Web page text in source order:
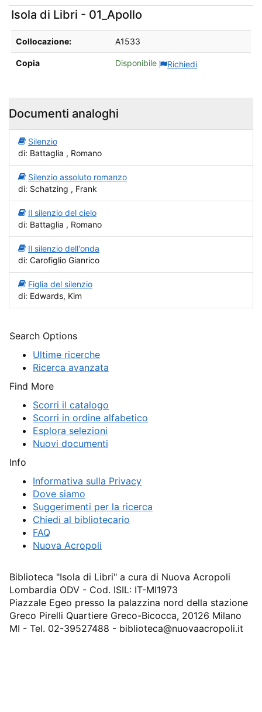
Isola di Libri - 01_Apollo
Dettagli sul posseduto da Isola di Libri - 01_Apollo
Collocazione: A1533
Copia Disponibile Richiedi
Documenti analoghi
Silenzio
di: Battaglia , Romano
Silenzio assoluto romanzo
di: Schatzing , Frank
Il silenzio del cielo
di: Battaglia , Romano
Il silenzio dell'onda
di: Carofiglio Gianrico
Figlia del silenzio
di: Edwards, Kim
Search Options
Ultime ricerche
Ricerca avanzata
Find More
Scorri il catalogo
Scorri in ordine alfabetico
Esplora selezioni
Nuovi documenti
Info
Informativa sulla Privacy
Dove siamo
Suggerimenti per la ricerca
Chiedi al bibliotecario
FAQ
Nuova Acropoli
Biblioteca "Isola di Libri" a cura di Nuova Acropoli
Lombardia ODV - Cod. ISIL: IT-MI1973
Piazzale Egeo presso la palazzina nord della stazione
Greco Pirelli Quartiere Greco-Bicocca, 20126 Milano
MI - Tel. 02-39527488 - biblioteca@nuovaacropoli.it